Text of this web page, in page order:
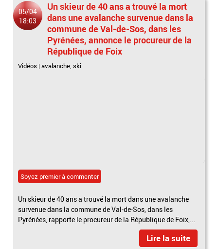
05/04
18:03
Un skieur de 40 ans a trouvé la mort
dans une avalanche survenue dans la
commune de Val-de-Sos, dans les
Pyrénées, annonce le procureur de la
République de Foix
Vidéos |avalanche,ski
Soyez premier à commenter
Un skieur de 40 ans a trouvé la mort dans une avalanche
survenue dans la commune de Val-de-Sos, dans les
Pyrénées, rapporte le procureur de la République de Foix,...
Lire la suite